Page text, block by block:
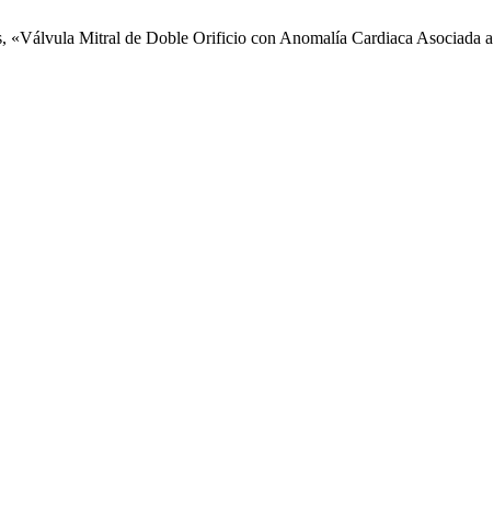
Mitral de Doble Orificio con Anomalía Cardiaca Asociada